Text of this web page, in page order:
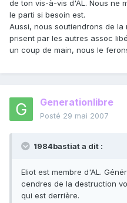
de ton vis-à-vis d'AL. Nous ne
le parti si besoin est.
Aussi, nous soutiendrons de la
prisent par les autres assoc
un coup de main, nous le
Generationlibre
Posté 29 mai 2007
1984bastiat a dit :
Eliot est membre d'AL.
cendres de la destruction
qui est derrière.